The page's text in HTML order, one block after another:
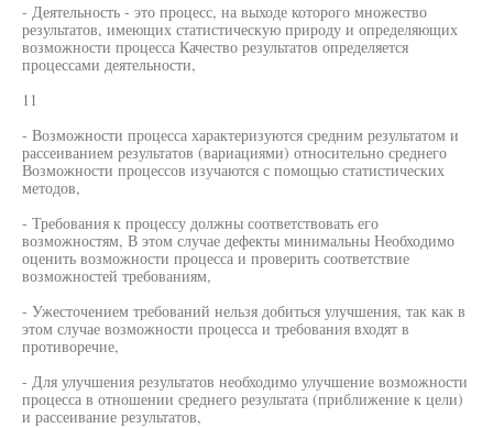
- Деятельность - это процесс, на выходе которого множество
результатов, имеющих статистическую природу и определяющих
возможности процесса Качество результатов определяется
процессами деятельности,
11
- Возможности процесса характеризуются средним результатом и
рассеиванием результатов (вариациями) относительно среднего
Возможности процессов изучаются с помощью статистических
методов,
- Требования к процессу должны соответствовать его
возможностям, В этом случае дефекты минимальны Необходимо
оценить возможности процесса и проверить соответствие
возможностей требованиям,
- Ужесточением требований нельзя добиться улучшения, так как в
этом случае возможности процесса и требования входят в
противоречие,
- Для улучшения результатов необходимо улучшение возможности
процесса в отношении среднего результата (приближение к цели)
и рассеивание результатов,